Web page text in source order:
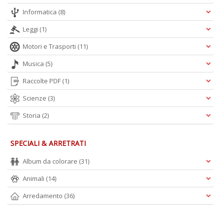
Informatica (8)
Leggi (1)
Motori e Trasporti (11)
Musica (5)
Raccolte PDF (1)
Scienze (3)
Storia (2)
SPECIALI & ARRETRATI
Album da colorare (31)
Animali (14)
Arredamento (36)